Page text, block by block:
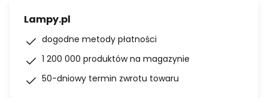
Lampy.pl
dogodne metody płatności
1 200 000 produktów na magazynie
50-dniowy termin zwrotu towaru